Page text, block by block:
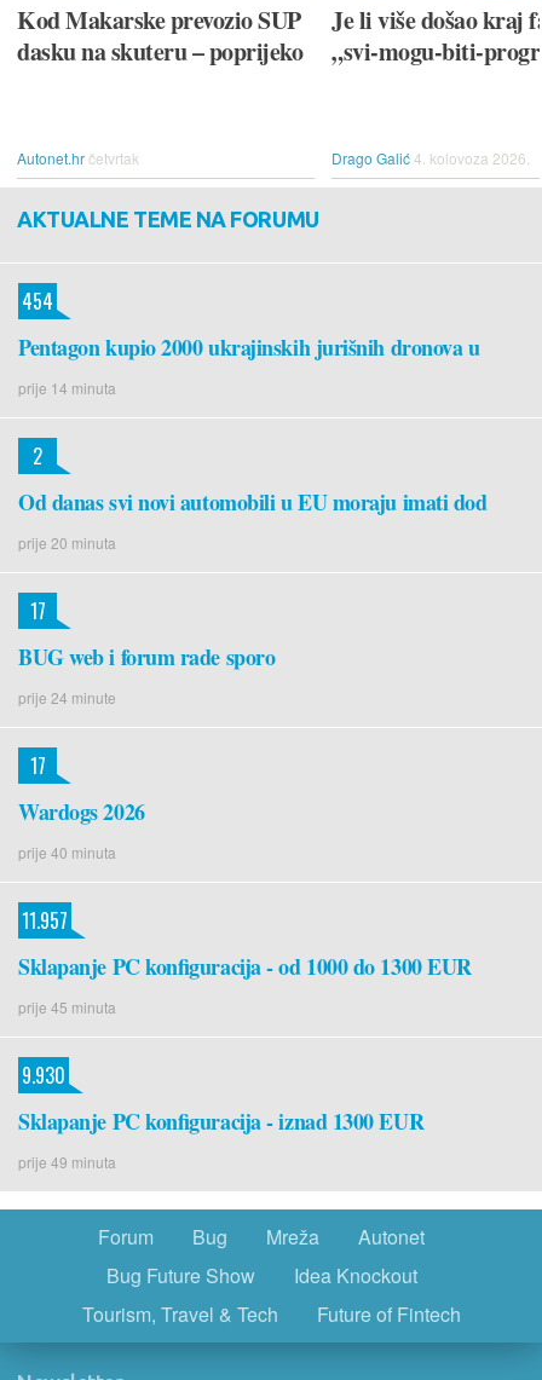
Kod Makarske prevozio SUP
dasku na skuteru – poprijeko
Autonet.hrčetvrtak
Je li više došao kraj
„svi-mogu-biti-
Drago Galić4. kolovoza 2026.
AKTUALNE TEME NA FORUMU
Pentagon kupio 2000 ukrajinskih jurišnih dronova u
prije 14 minuta
454
Od danas svi novi automobili u EU moraju imati dod
prije 20 minuta
2
BUG web i forum rade sporo
prije 24 minute
17
Wardogs 2026
prije 40 minuta
17
Sklapanje PC konfiguracija - od 1000 do 1300 EUR
prije 45 minuta
11.957
Sklapanje PC konfiguracija - iznad 1300 EUR
prije 49 minuta
9.930
Forum Bug Mreža
Autonet
Bug Future Show
Idea Knockout
Tourism, Travel & Tech
Future of Fintech